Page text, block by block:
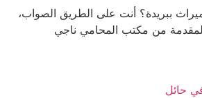
أنت على الطريق الصواب،
من مكتب المحامي ناجي